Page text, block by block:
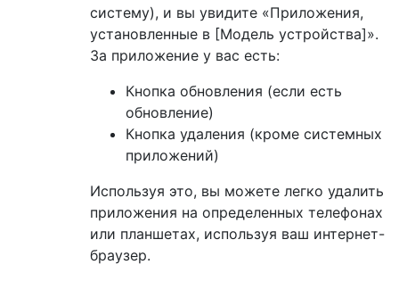
систему), и вы увидите «Приложения,
установленные в [Модель устройства]».
За приложение у вас есть:
Кнопка обновления (если есть
обновление)
Кнопка удаления (кроме системных
приложений)
Используя это, вы можете легко удалить
приложения на определенных телефонах
или планшетах, используя ваш интернет-
браузер.